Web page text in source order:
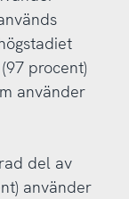
procent)
använder
del av
använder